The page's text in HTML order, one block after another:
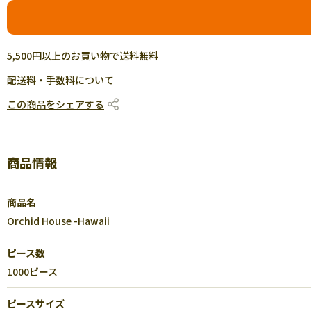
5,500円以上のお買い物で送料無料
配送料・手数料について
この商品をシェアする
商品情報
商品名
Orchid House -Hawaii
ピース数
1000ピース
ピースサイズ